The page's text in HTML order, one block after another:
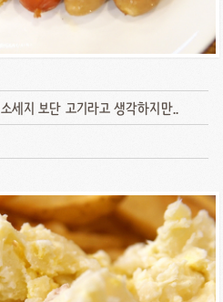
세지 보단 고기라고 생각하지만..